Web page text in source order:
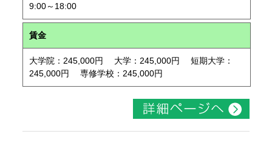
9:00～18:00
賃金
大学院：245,000円 大学：245,000円 短期大学：
245,000円 専修学校：245,000円